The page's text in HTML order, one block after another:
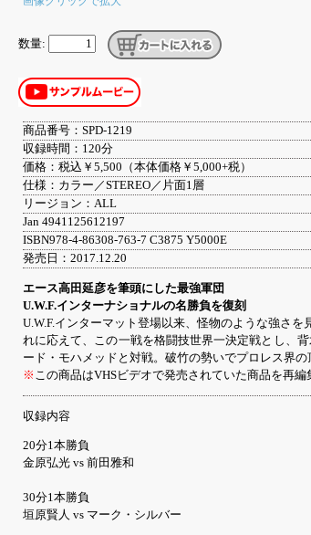
数量:
商品番号：SPD-1219
収録時間：120分
価格：税込￥5,500（本体価格￥5,000+税）
仕様：カラー／STEREO／片面1層
リージョン：ALL
Jan 4941125612197
ISBN978-4-86308-763-7 C3875 Y5000E
発売日：2017.12.20
エース高田延彦を筆頭にした最強軍団
U.W.F.インターナショナルの名勝負を復刻
U.W.F.インターマット登場以来、怪物のような強さ
れに応えて、この一戦を格闘技世界一決定戦とし、
ード・モハメッドと対戦。破竹の勢いでプロレス界
※ この商品はVHSビデオで発売されていた商品を再
収録内容
20分1本勝負
金原弘光 vs 前田雅和
30分1本勝負
垣原賢人 vs マーク・シルバー